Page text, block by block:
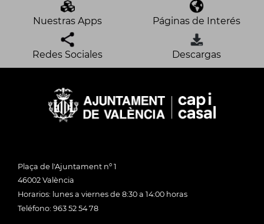
Nuestras Apps Páginas de Interés
Redes Sociales Descargas
Plaça de l'Ajuntament nº 1
46002 València
Horarios: lunes a viernes de 8:30 a 14:00 horas
Teléfono: 963 52 54 78